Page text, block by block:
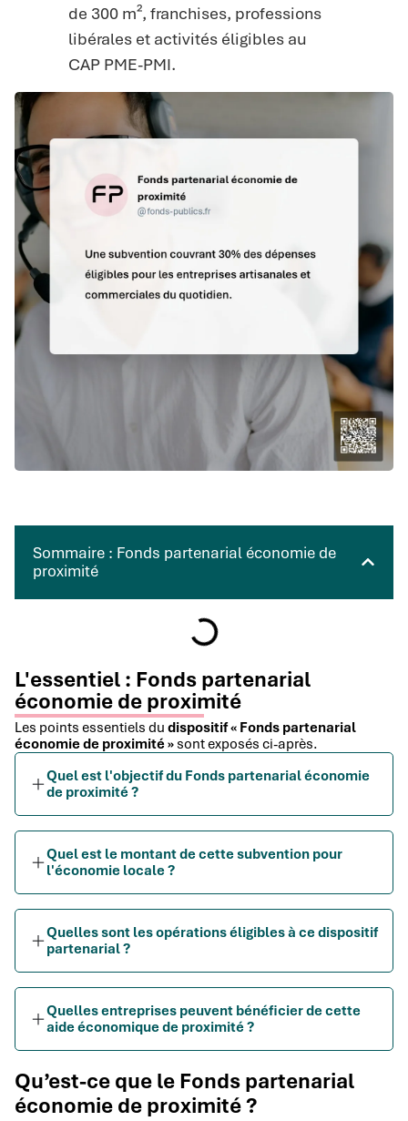
de 300 m², franchises, professions
libérales et activités éligibles au
CAP PME-PMI.
Sommaire : Fonds partenarial économie de
proximité
L'essentiel : Fonds partenarial
économie de proximité
Les points essentiels du dispositif « Fonds partenarial
économie de proximité » sont exposés ci-après.
Quel est l'objectif du Fonds partenarial économie
de proximité ?
Quel est le montant de cette subvention pour
l'économie locale ?
Quelles sont les opérations éligibles à ce dispositif
partenarial ?
Quelles entreprises peuvent bénéficier de cette
aide économique de proximité ?
Qu’est-ce que le Fonds partenarial
économie de proximité ?